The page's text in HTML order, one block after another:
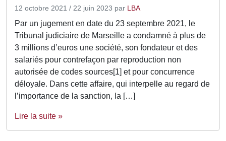
12 octobre 2021 / 22 juin 2023 par LBA
Par un jugement en date du 23 septembre 2021, le
Tribunal judiciaire de Marseille a condamné à plus de
3 millions d’euros une société, son fondateur et des
salariés pour contrefaçon par reproduction non
autorisée de codes sources[1] et pour concurrence
déloyale. Dans cette affaire, qui interpelle au regard de
l’importance de la sanction, la […]
Lire la suite »